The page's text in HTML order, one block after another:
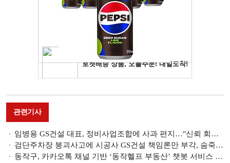
관련기사
임병용 GS건설 대표, 정비사업조합에 사과 편지…"신뢰 회복에 최선"
검단주차장 붕괴사고에 시공사 GS건설 책임론만 부각, 숨죽인 ‘시행사’ LH
동작구, 카카오톡 채널 기반 ‘동작헬프 부동산’ 챗봇 서비스 개시